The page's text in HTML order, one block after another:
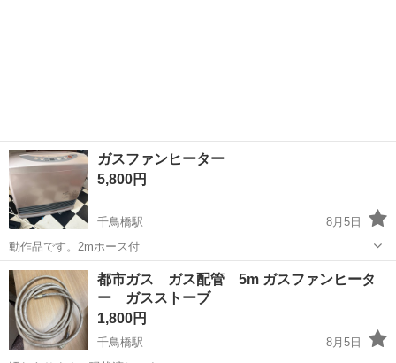
ガスファンヒーター
5,800円
千鳥橋駅
8月5日
動作品です。2mホース付
大阪 大阪市 千鳥橋駅 季節、空調家電
ガスファンヒーター
都市ガス ガス配管 5m ガスファンヒータ
ー ガスストーブ
1,800円
千鳥橋駅
8月5日